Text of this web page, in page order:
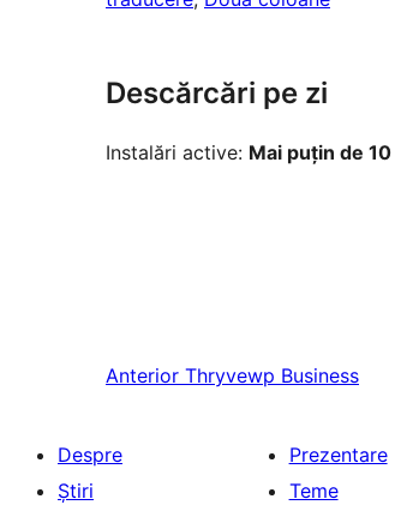
Descărcări pe zi
Instalări active: Mai puțin de 10
Anterior Thryvewp Business
Despre
Știri
Prezentare
Teme